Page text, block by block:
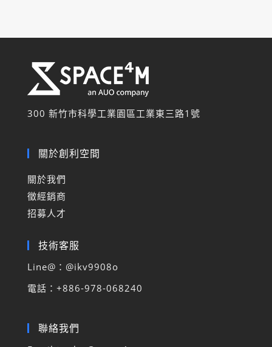
300 新竹市科學工業園區工業東三路1 號
關於創利空間
關於我們
徵經銷商
招募人才
技術客服
Line@：@ikv9908o
電話 ： +886-978-068240
聯絡我們